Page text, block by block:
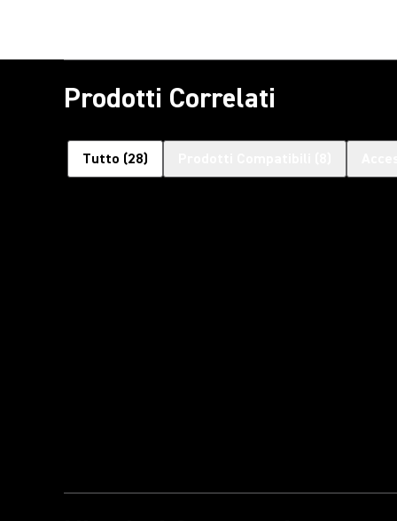
Prodotti Correlati
Tutto (28)